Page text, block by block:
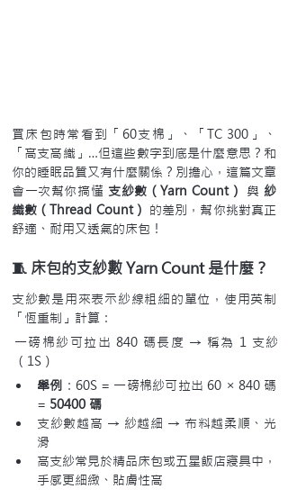
買床包時常看到「60支棉」、「TC 300」、
「高支高織」…但這些數字到底是什麼意思？和
你的睡眠品質又有什麼關係？別擔心，這篇文章
會一次幫你搞懂 支紗數（Yarn Count） 與 紗
織數（Thread Count） 的差別，幫你挑對真正
舒適、耐用又透氣的床包！
🧵 床包的支紗數 Yarn Count 是什麼？
支紗數是用來表示紗線粗細的單位，使用英制
「恆重制」計算：
一磅棉紗可拉出 840 碼長度 → 稱為 1 支紗
（1S）
舉例 ：60S = 一磅棉紗可拉出 60 × 840 碼
= 50400 碼
支紗數越高 → 紗越細 → 布料越柔順、光
滑
高支紗常見於精品床包或五星飯店寢具中，
手感更細緻、貼膚性高